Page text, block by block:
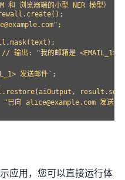
和 浏览器端的小型 NER 模型）
出: "我的邮箱是 <EMAIL_1>"
发送邮件`;
alice@example.com 发送邮
应用，您可以直接运行体